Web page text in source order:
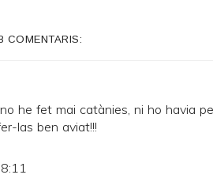
COMENTARIS:
he fet mai catànies, ni ho havia
las ben aviat!!!